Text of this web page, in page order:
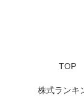
TOP
株式ランキ